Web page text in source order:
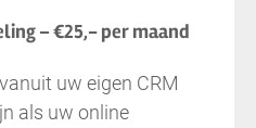
– €25,- per maand
uw eigen CRM
als uw online